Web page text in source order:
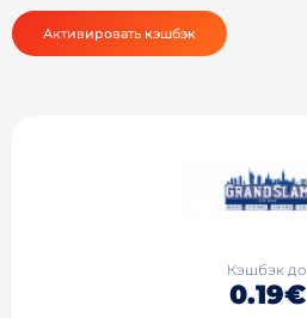
Активировать кэшбэк
Кэшбэк до
0.19€